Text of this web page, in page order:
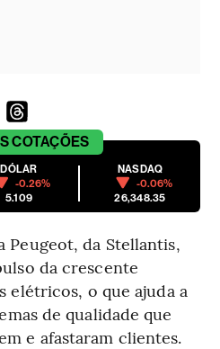
COTAÇÕES
DÓLAR
-0.26%
5.109
NASDAQ
-0.06%
26,348.35
Peugeot, da Stellantis,
da crescente
elétricos, o que ajuda a
de qualidade que
e afastaram clientes.